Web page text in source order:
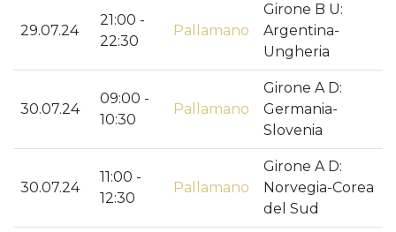
29.07.24
21:00 -
22:30
Pallamano
Girone B U:
Argentina-
Ungheria
30.07.24
09:00 -
10:30
Pallamano
Girone A D:
Germania-
Slovenia
30.07.24
11:00 -
12:30
Pallamano
Girone A D:
Norvegia-Corea
del Sud